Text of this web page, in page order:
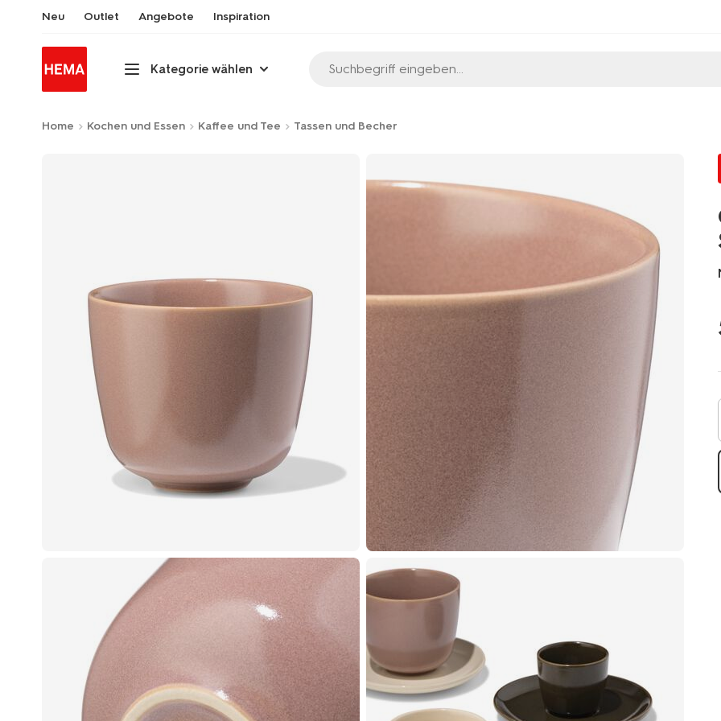
Neu Outlet Angebote Inspiration
Kategorie wählen Suchbegriff eingeben...
Home Kochen und Essen Kaffee und Tee Tassen und Becher